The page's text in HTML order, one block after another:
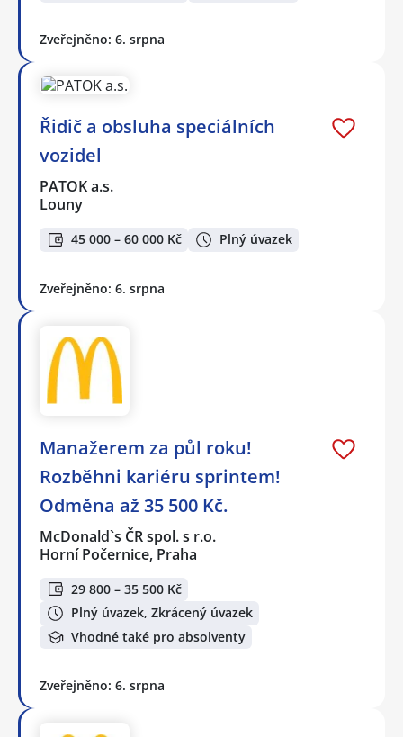
Zveřejněno: 6. srpna
Řidič a obsluha speciálních
vozidel
PATOK a.s.
Louny
45 000 – 60 000 Kč Plný úvazek
Zveřejněno: 6. srpna
Manažerem za půl roku!
Rozběhni kariéru sprintem!
Odměna až 35 500 Kč.
McDonald`s ČR spol. s r.o.
Horní Počernice, Praha
29 800 – 35 500 Kč
Plný úvazek, Zkrácený úvazek
Vhodné také pro absolventy
Zveřejněno: 6. srpna